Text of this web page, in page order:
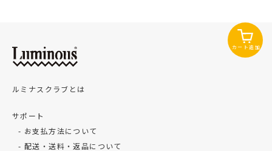
カート追加
ルミナスクラブとは
サポート
お支払方法について
配送・送料・返品について